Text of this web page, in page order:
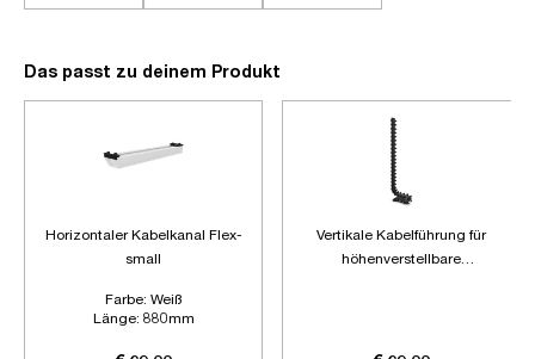
Das passt zu deinem Produkt
Horizontaler Kabelkanal Flex-
small
Farbe: Weiß
Länge: 880mm
Vertikale Kabelführung für
höhenverstellbare